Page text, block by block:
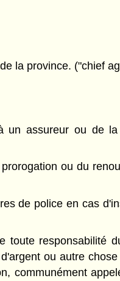
la province. ("chief
un assureur ou de
ou du
de police en cas
toute responsabilité
ou autre
communément